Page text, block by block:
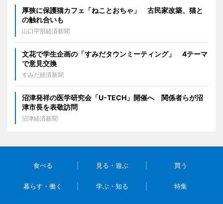
厚狭に保護猫カフェ「ねことおちゃ」 古民家改築、猫と
の触れ合いも
山口宇部経済新聞
文花で学生企画の「すみだタウンミーティング」 4テーマ
で意見交換
すみだ経済新聞
沼津発祥の医学研究会「U-TECH」開催へ 関係者らが沼
津市長を表敬訪問
沼津経済新聞
食べる 見る・遊ぶ 買う
暮らす・働く 学ぶ・知る 特集